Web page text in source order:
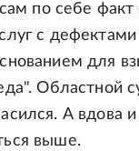
по себе факт
с дефектами
для
Областной
А вдова
выше.